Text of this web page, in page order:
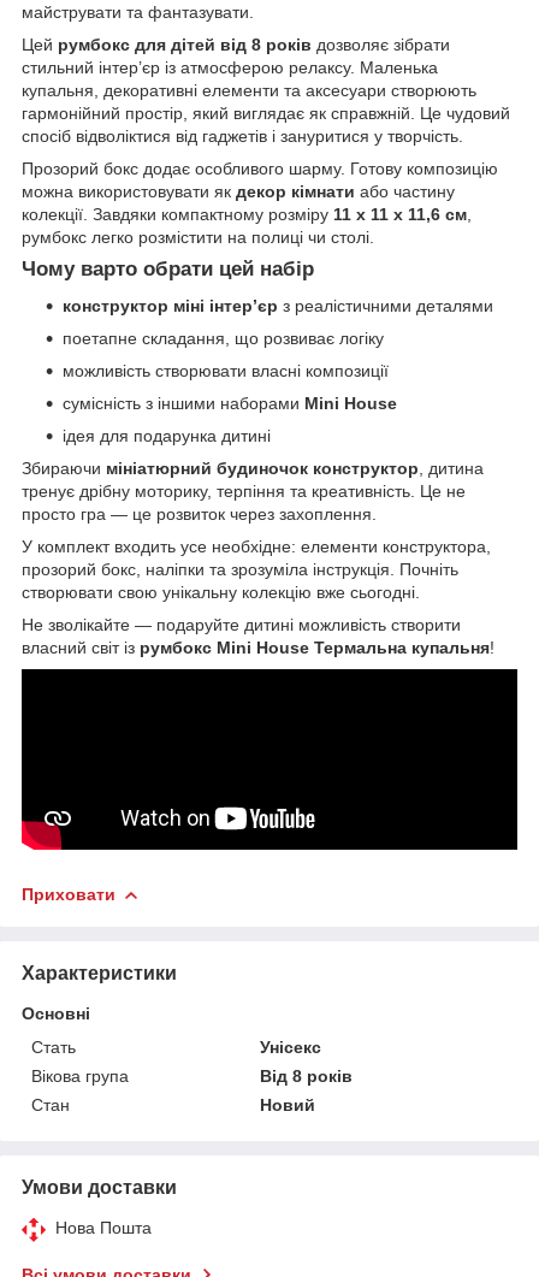
майструвати та фантазувати.
Цей румбокс для дітей від 8 років дозволяє зібрати
стильний інтер’єр із атмосферою релаксу. Маленька
купальня, декоративні елементи та аксесуари створюють
гармонійний простір, який виглядає як справжній. Це чудовий
спосіб відволіктися від гаджетів і зануритися у творчість.
Прозорий бокс додає особливого шарму. Готову композицію
можна використовувати як декор кімнати або частину
колекції. Завдяки компактному розміру 11 х 11 х 11,6 см
румбокс легко розмістити на полиці чи столі.
Чому варто обрати цей набір
конструктор міні інтер’єр з реалістичними деталями
поетапне складання, що розвиває логіку
можливість створювати власні композиції
сумісність з іншими наборами Mini House
ідея для подарунка дитині
Збираючи мініатюрний будиночок конструктор , дитина
тренує дрібну моторику, терпіння та креативність. Це не
просто гра — це розвиток через захоплення.
У комплект входить усе необхідне: елементи конструктора,
прозорий бокс, наліпки та зрозуміла інструкція. Почніть
створювати свою унікальну колекцію вже сьогодні.
Не зволікайте — подаруйте дитині можливість створити
власний світ із румбокс Mini House Термальна купальня!
Приховати
Характеристики
Основні
Стать
Унісекс
Вікова група
Від 8 років
Стан
Новий
Умови доставки
Нова Пошта